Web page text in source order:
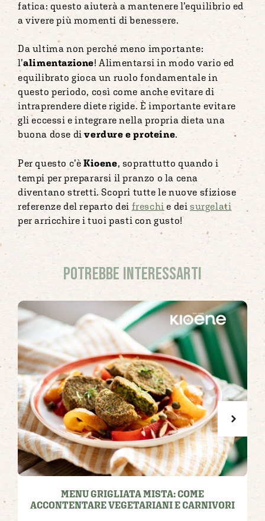
fatica: questo aiuterà a mantenere l’equilibrio ed
a vivere più momenti di benessere.
Da ultima non perché meno importante:
l’alimentazione! Alimentarsi in modo vario ed
equilibrato gioca un ruolo fondamentale in
questo periodo, così come anche evitare di
intraprendere diete rigide. È importante evitare
gli eccessi e integrare nella propria dieta una
buona dose diverdure e proteine.
Per questo c’è Kioene, soprattutto quando i
tempi per prepararsi il pranzo o la cena
diventano stretti. Scopri tutte le nuove sfiziose
referenze del reparto dei freschi e deisurgelati
per arricchire i tuoi pasti con gusto!
Potrebbe interessarti
MENU GRIGLIATA MISTA: COME
ACCONTENTARE VEGETARIANI E CARNIVORI